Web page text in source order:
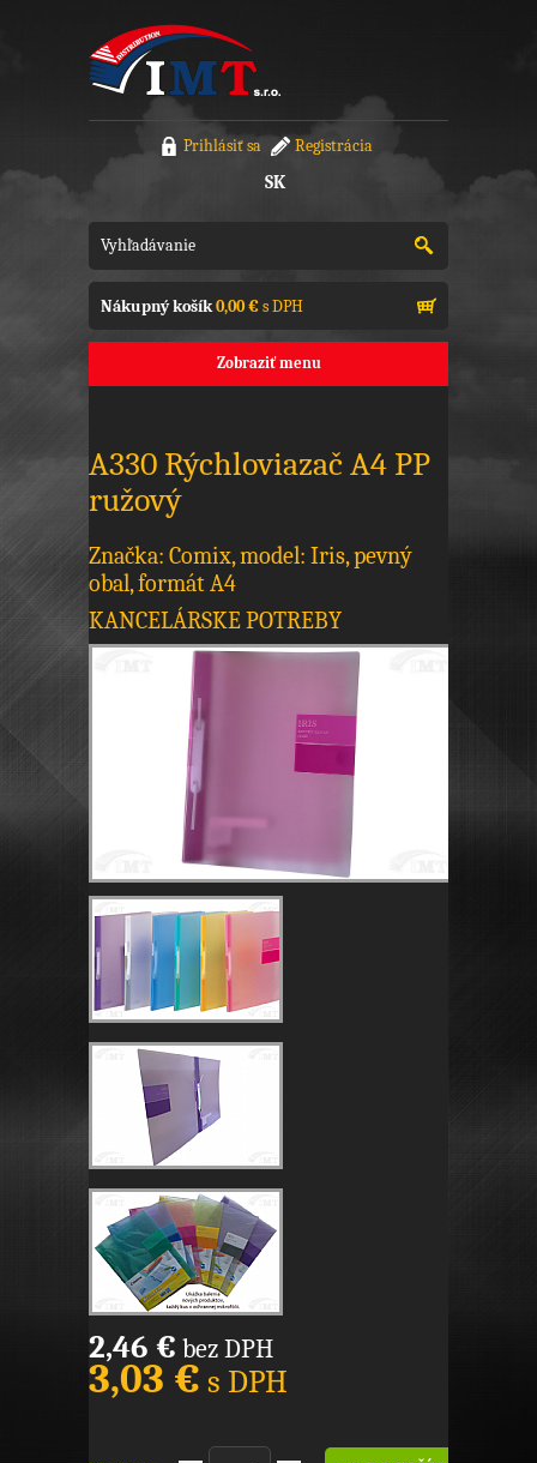
Prihlásiť sa Registrácia
SK
Nákupný košík0,00 €s DPH
Zobraziť menu
A330 Rýchloviazač A4 PP
ružový
Značka: Comix, model: Iris, pevný
obal, formát A4
KANCELÁRSKE POTREBY
2,46 € bez DPH
3,03 € s DPH